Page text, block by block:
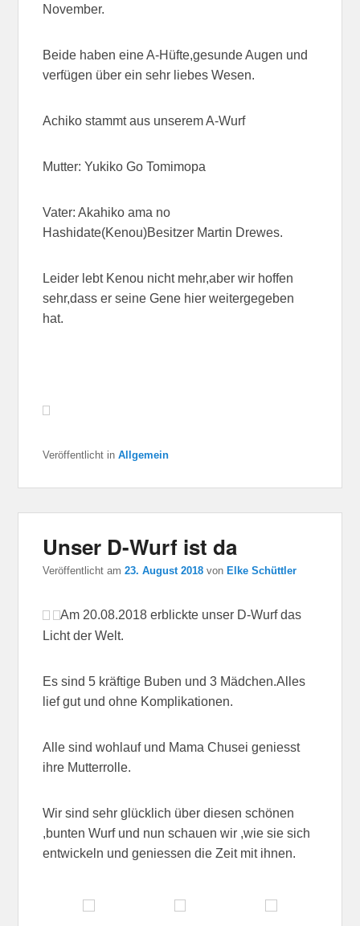
November.
Beide haben eine A-Hüfte,gesunde Augen und
verfügen über ein sehr liebes Wesen.
Achiko stammt aus unserem A-Wurf
Mutter: Yukiko Go Tomimopa
Vater: Akahiko ama no
Hashidate(Kenou)Besitzer Martin Drewes.
Leider lebt Kenou nicht mehr,aber wir hoffen
sehr,dass er seine Gene hier weitergegeben
hat.
Veröffentlicht in Allgemein
Unser D-Wurf ist da
Veröffentlicht am23. August 2018 von Elke Schüttler
Am 20.08.2018 erblickte unser D-Wurf das
Licht der Welt.
Es sind 5 kräftige Buben und 3 Mädchen.Alles
lief gut und ohne Komplikationen.
Alle sind wohlauf und Mama Chusei geniesst
ihre Mutterrolle.
Wir sind sehr glücklich über diesen schönen
,bunten Wurf und nun schauen wir ,wie sie sich
entwickeln und geniessen die Zeit mit ihnen.